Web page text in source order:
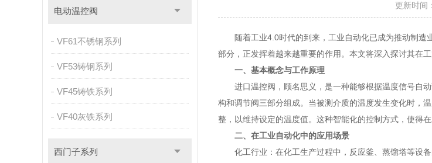
更新时
随着工业4.0时代的到来，工业自动化已成为推动制造
部分，正发挥着越来越重要的作用。本文将深入探讨其在
一、基本概念与工作原理
进口温控阀，顾名思义，是一种能够根据温度信号自动
构和调节阀三部分组成。当被测介质的温度发生变化时，
整，以维持设定的温度值。这种智能化的控制方式，使得
二、在工业自动化中的应用场景
化工行业：在化工生产过程中，反应釜、蒸馏塔等设备
电动温控阀
VF61不锈钢系列
VF53铸钢系列
VF45铸铁系列
VF40灰铁系列
西门子系列